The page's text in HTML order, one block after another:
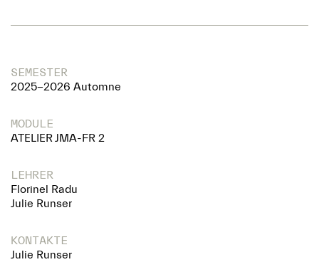
SEMESTER
2025-2026 Automne
MODULE
ATELIER JMA-FR 2
LEHRER
Florinel Radu
Julie Runser
KONTAKTE
Julie Runser